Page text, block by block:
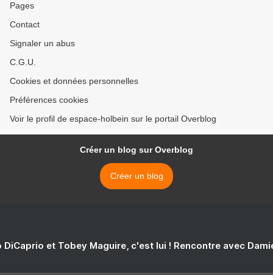
Pages
Contact
Signaler un abus
C.G.U.
Cookies et données personnelles
Préférences cookies
Voir le profil de espace-holbein sur le portail Overblog
Créer un blog sur Overblog
Créer un blog
DiCaprio et Tobey Maguire, c'est lui ! Rencontre avec